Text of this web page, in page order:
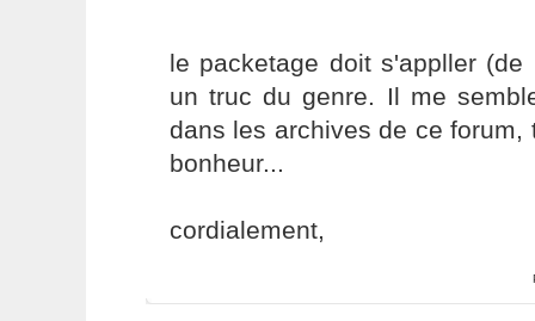
le packetage doit s'appller
un truc du genre. Il me
dans les archives de ce forum,
bonheur...
cordialement,